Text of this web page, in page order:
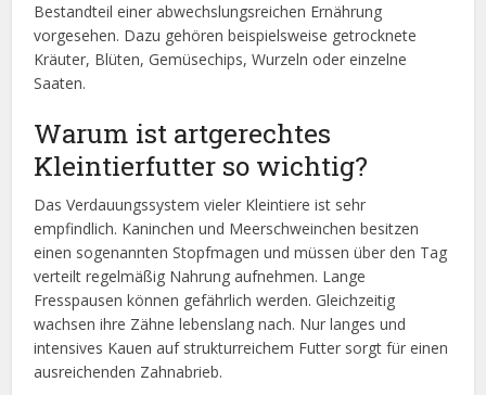
Bestandteil einer abwechslungsreichen Ernährung
vorgesehen. Dazu gehören beispielsweise getrocknete
Kräuter, Blüten, Gemüsechips, Wurzeln oder einzelne
Saaten.
Warum ist artgerechtes
Kleintierfutter so wichtig?
Das Verdauungssystem vieler Kleintiere ist sehr
empfindlich. Kaninchen und Meerschweinchen besitzen
einen sogenannten Stopfmagen und müssen über den Tag
verteilt regelmäßig Nahrung aufnehmen. Lange
Fresspausen können gefährlich werden. Gleichzeitig
wachsen ihre Zähne lebenslang nach. Nur langes und
intensives Kauen auf strukturreichem Futter sorgt für einen
ausreichenden Zahnabrieb.